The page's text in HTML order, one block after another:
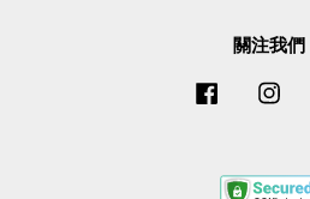
關注我們
Facebook